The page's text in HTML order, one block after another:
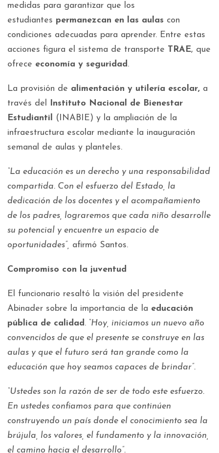
medidas para garantizar que los
estudiantes permanezcan en las aulas con
condiciones adecuadas para aprender. Entre estas
acciones figura el sistema de transporte TRAE, que
ofrece economía y seguridad.
La provisión de alimentación y utilería escolar, a
través del Instituto Nacional de Bienestar
Estudiantil (INABIE) y la ampliación de la
infraestructura escolar mediante la inauguración
semanal de aulas y planteles.
“La educación es un derecho y una responsabilidad
compartida. Con el esfuerzo del Estado, la
dedicación de los docentes y el acompañamiento
de los padres, lograremos que cada niño desarrolle
su potencial y encuentre un espacio de
oportunidades”, afirmó Santos.
Compromiso con la juventud
El funcionario resaltó la visión del presidente
Abinader sobre la importancia de la educación
pública de calidad. “Hoy, iniciamos un nuevo año
convencidos de que el presente se construye en las
aulas y que el futuro será tan grande como la
educación que hoy seamos capaces de brindar”.
“Ustedes son la razón de ser de todo este esfuerzo.
En ustedes confiamos para que continúen
construyendo un país donde el conocimiento sea la
brújula, los valores, el fundamento y la innovación,
el camino hacia el desarrollo”.